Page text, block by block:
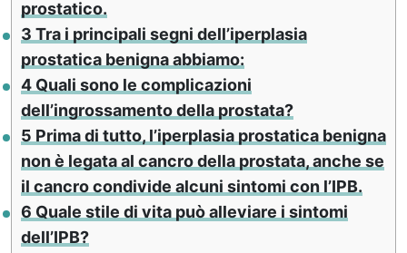
prostatico.
3 Tra i principali segni dell’iperplasia
prostatica benigna abbiamo:
4 Quali sono le complicazioni
dell’ingrossamento della prostata?
5 Prima di tutto, l’iperplasia prostatica benigna
non è legata al cancro della prostata, anche se
il cancro condivide alcuni sintomi con l’IPB.
6 Quale stile di vita può alleviare i sintomi
dell’IPB?